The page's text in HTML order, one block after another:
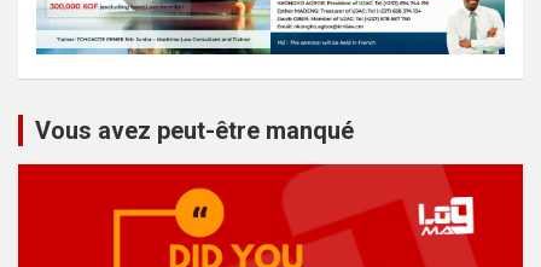
Vous avez peut-être manqué